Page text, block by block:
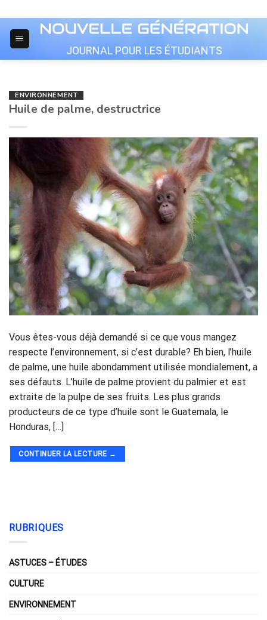
to
content
JOURNAL POUR LES ÉTUDIANTS
ENVIRONNEMENT
Huile de palme, destructrice
Vous êtes-vous déjà demandé si ce que vous mangez
respecte l’environnement, si c’est durable? Eh bien, l’huile
de palme, une huile abondamment utilisée mondialement, a
ses défauts. L’huile de palme provient du palmier et est
extraite de la pulpe de ses fruits. Les plus grands
producteurs de ce type d’huile sont le Guatemala, le
Honduras, […]
CONTINUER LA LECTURE →
RUBRIQUES
ASTUCES – ÉTUDES
CULTURE
ENVIRONNEMENT